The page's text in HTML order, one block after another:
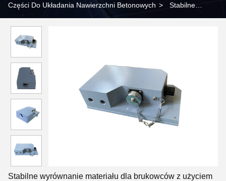
Części Do Układania Nawierzchni Betonowych > Stabilne
ultradźwiękowych
Stabilne wyrównanie materiału dla brukowców z użyciem